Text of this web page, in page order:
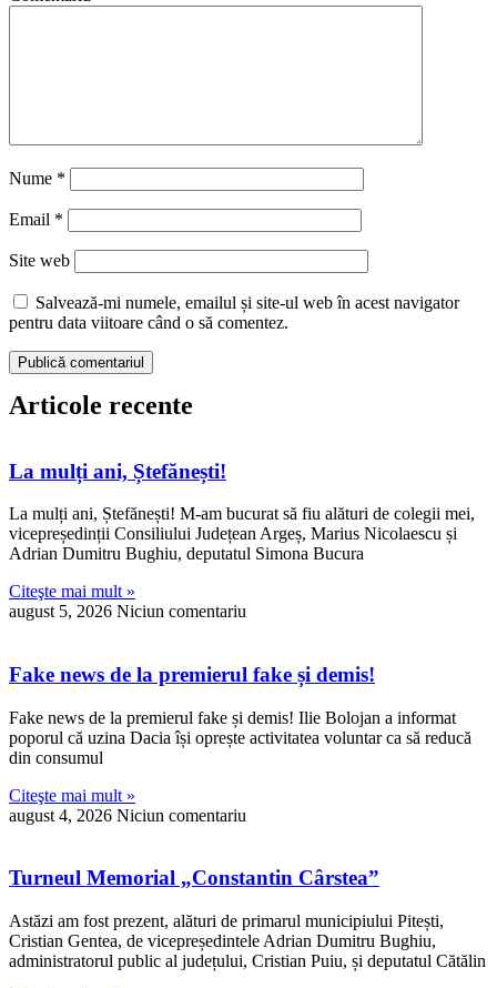
Nume *
Email *
Site web
Salvează-mi numele, emailul și site-ul web în acest navigator
pentru data viitoare când o să comentez.
Articole recente
La mulți ani, Ștefănești!
La mulți ani, Ștefănești! M-am bucurat să fiu alături de colegii mei,
vicepreședinții Consiliului Județean Argeș, Marius Nicolaescu și
Adrian Dumitru Bughiu, deputatul Simona Bucura
Citeşte mai mult »
august 5, 2026 Niciun comentariu
Fake news de la premierul fake și demis!
Fake news de la premierul fake și demis! Ilie Bolojan a informat
poporul că uzina Dacia își oprește activitatea voluntar ca să reducă
din consumul
Citeşte mai mult »
august 4, 2026 Niciun comentariu
Turneul Memorial „Constantin Cârstea”
Astăzi am fost prezent, alături de primarul municipiului Pitești,
Cristian Gentea, de vicepreședintele Adrian Dumitru Bughiu,
administratorul public al județului, Cristian Puiu, și deputatul Cătălin